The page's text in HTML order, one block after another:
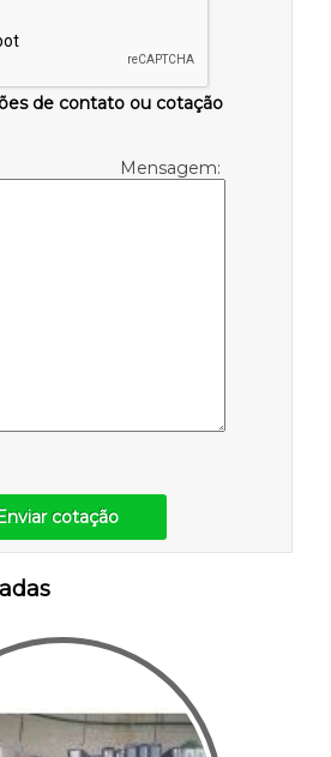
de contato ou cotação
Mensagem:
cotação